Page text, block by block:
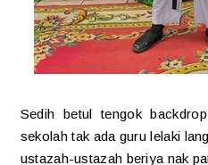
Sedih betul tengok
sekolah tak ada guru lelaki
ustazah-ustazah beriya nak